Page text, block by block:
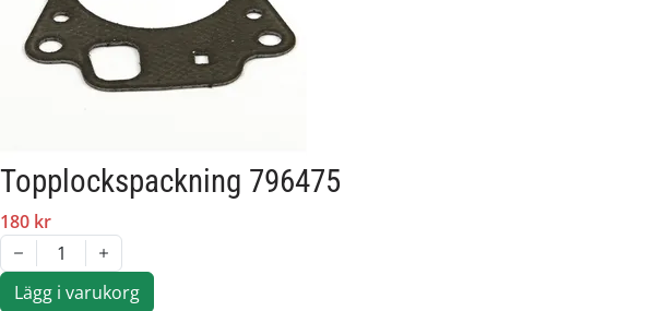
Topplockspackning 796475
180 kr
1
Lägg i varukorg